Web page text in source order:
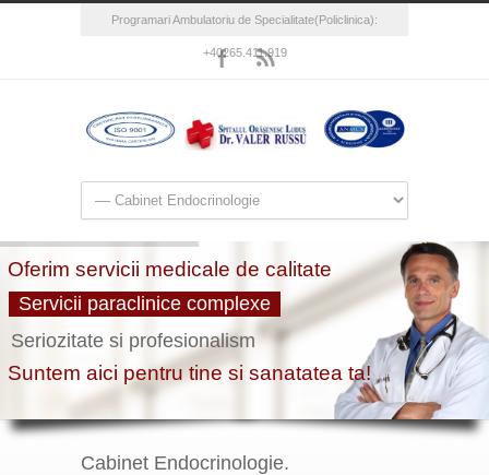
Programari Ambulatoriu de Specialitate(Policlinica):
+40265.411.919
Cabinet Endocrinologie.